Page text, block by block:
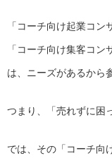
「コーチ向け起業コン
「コーチ向け集客コン
は、ニーズがあるから
つまり、「売れずに困
では、その「コーチ向